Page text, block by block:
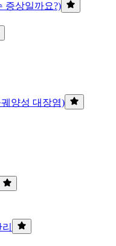
증상일까요?)
양성 대장염)